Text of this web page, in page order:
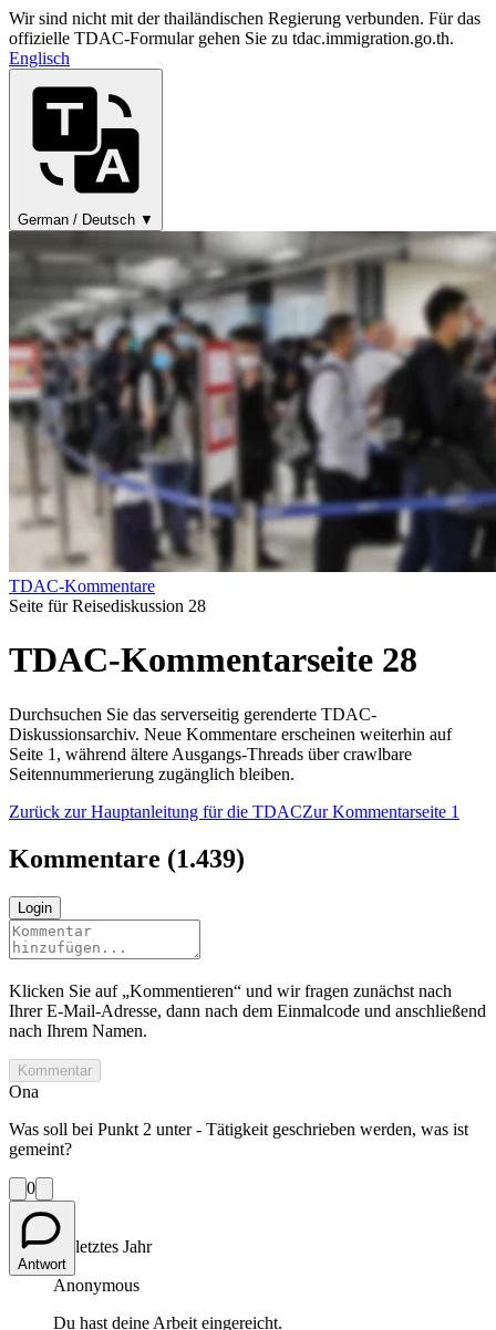
Wir sind nicht mit der thailändischen Regierung verbunden. Für das
offizielle TDAC-Formular gehen Sie zu tdac.immigration.go.th.
Englisch
German / Deutsch ▼
TDAC-Kommentare
Seite für Reisediskussion 28
TDAC-Kommentarseite 28
Durchsuchen Sie das serverseitig gerenderte TDAC-
Diskussionsarchiv. Neue Kommentare erscheinen weiterhin auf
Seite 1, während ältere Ausgangs-Threads über crawlbare
Seitennummerierung zugänglich bleiben.
Zurück zur Hauptanleitung für die TDACZur Kommentarseite 1
Kommentare (1.439)
Login
Klicken Sie auf „Kommentieren“ und wir fragen zunächst nach
Ihrer E-Mail-Adresse, dann nach dem Einmalcode und anschließend
nach Ihrem Namen.
Kommentar
Ona
Was soll bei Punkt 2 unter - Tätigkeit geschrieben werden, was ist
gemeint?
0
Antwort
letztes Jahr
Anonymous
Du hast deine Arbeit eingereicht.